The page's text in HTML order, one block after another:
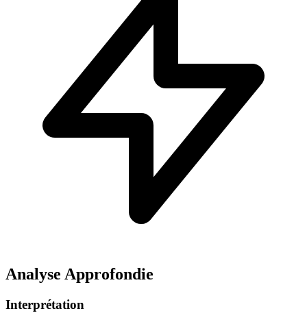
Analyse Approfondie
Interprétation